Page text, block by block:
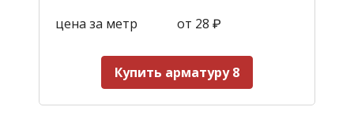
цена за метр
от 28 ₽
Купить арматуру 8